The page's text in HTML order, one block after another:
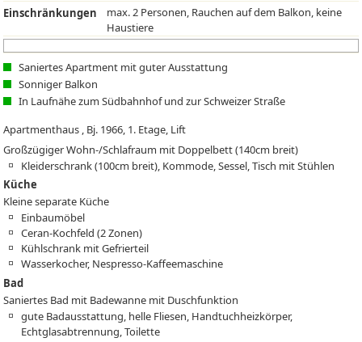
Einschränkungen
max. 2 Personen, Rauchen auf dem Balkon, keine
Haustiere
Saniertes Apartment mit guter Ausstattung
Sonniger Balkon
In Laufnähe zum Südbahnhof und zur Schweizer Straße
Apartmenthaus , Bj. 1966, 1. Etage, Lift
Großzügiger Wohn-/Schlafraum mit Doppelbett (140cm breit)
Kleiderschrank (100cm breit), Kommode, Sessel, Tisch mit Stühlen
Küche
Kleine separate Küche
Einbaumöbel
Ceran-Kochfeld (2 Zonen)
Kühlschrank mit Gefrierteil
Wasserkocher, Nespresso-Kaffeemaschine
Bad
Saniertes Bad mit Badewanne mit Duschfunktion
gute Badausstattung, helle Fliesen, Handtuchheizkörper,
Echtglasabtrennung, Toilette